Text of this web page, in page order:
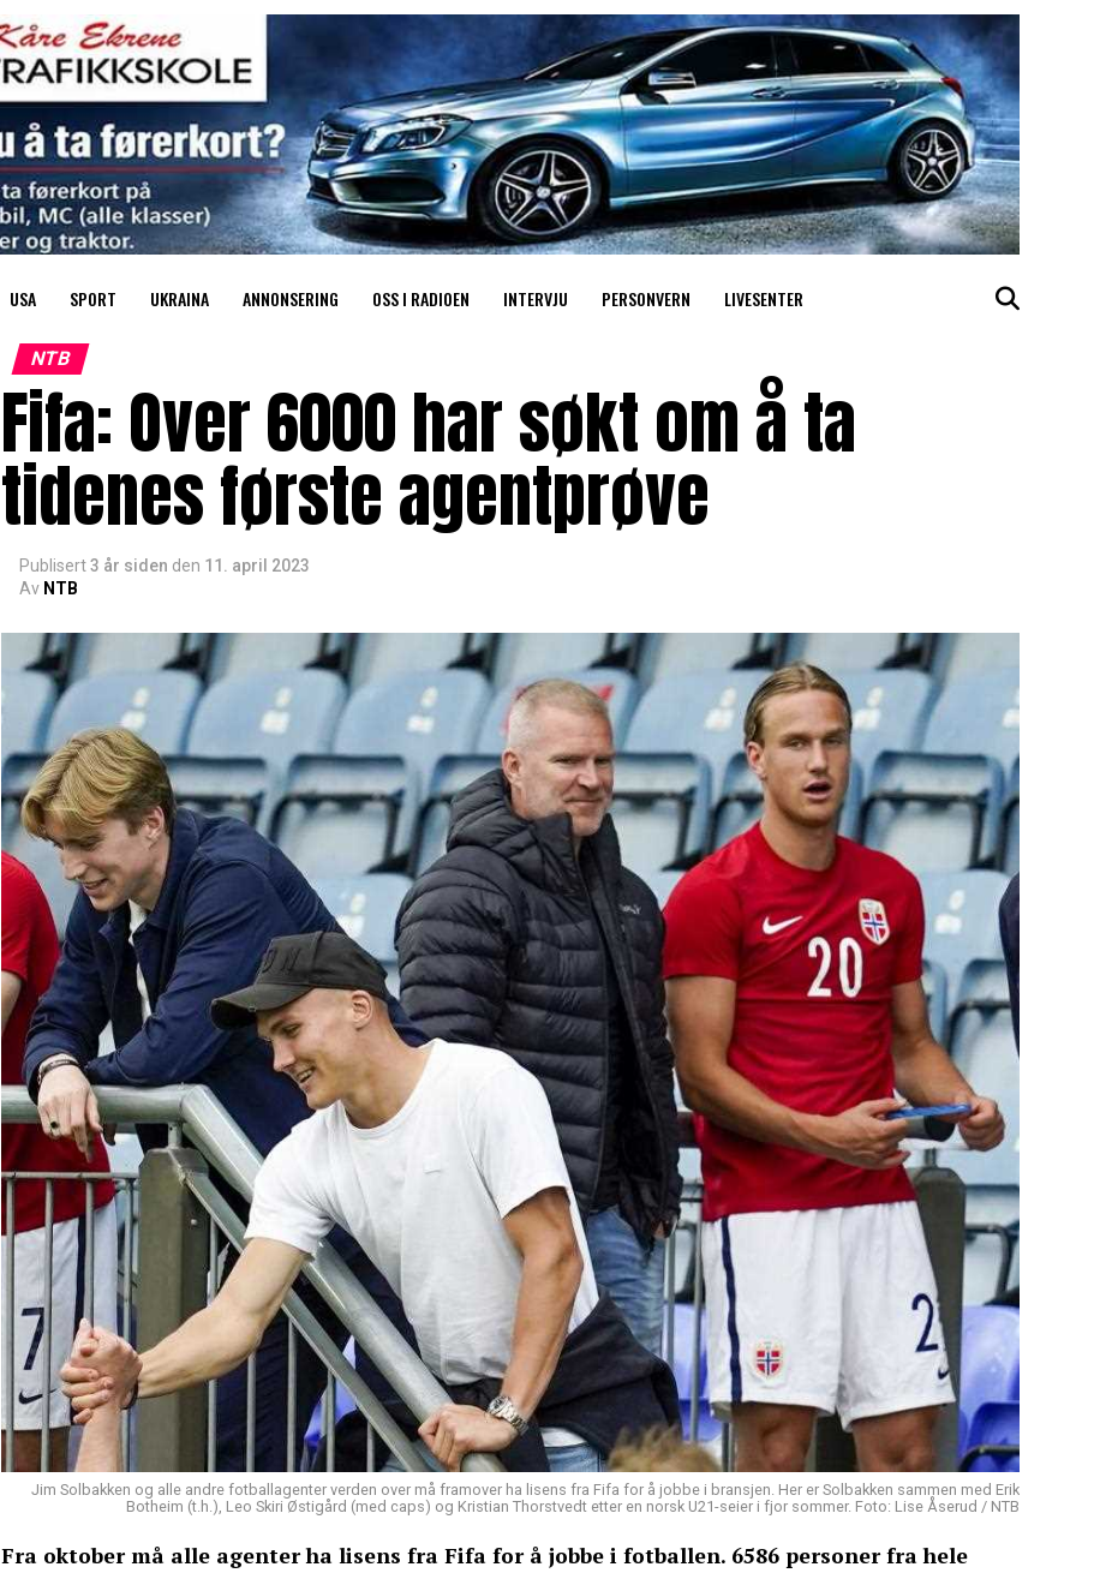
USA SPORT UKRAINA ANNONSERING OSS I RADIOEN INTERVJU PERSONVERN LIVESENTER
NTB
Fifa: Over 6000 har søkt om å ta
tidenes første agentprøve
Publisert3 år siden den 11. april 2023
Av NTB
Jim Solbakken og alle andre fotballagenter verden over må framover ha lisens fra Fifa for å jobbe i bransjen. Her er Solbakken sammen med Erik
Botheim (t.h.), Leo Skiri Østigård (med caps) og Kristian Thorstvedt etter en norsk U21-seier i fjor sommer. Foto: Lise Åserud / NTB
Fra oktober må alle agenter ha lisens fra Fifa for å jobbe i fotballen. 6586 personer fra hele